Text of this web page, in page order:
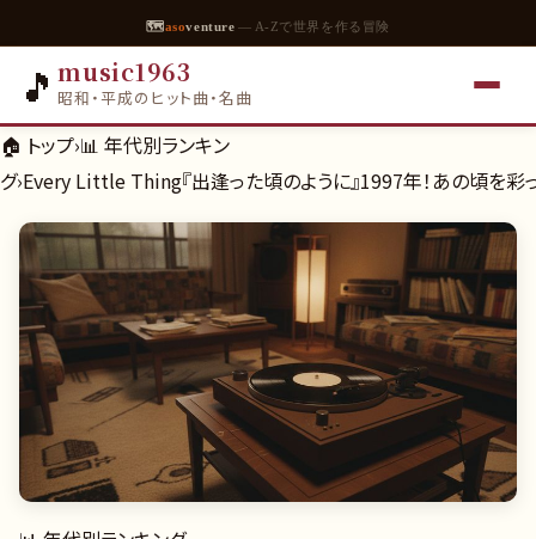
🗺asoventure — A-Zで世界を作る冒険
🎵 music1963
昭和・平成のヒット曲・名曲
🏠 トップ›📊 年代別ランキン
グ›Every Little Thing『出逢った頃のように』1997年！あの頃を彩